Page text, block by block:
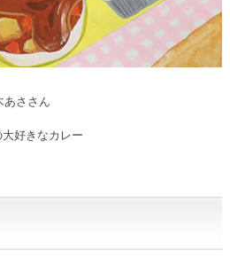
ささん
好きなカレー